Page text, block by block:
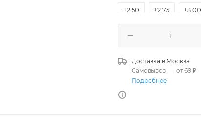
+2.50 +2.75 +3.00
Доставка в Москва
Самовывоз — от 69 ₽
Подробнее